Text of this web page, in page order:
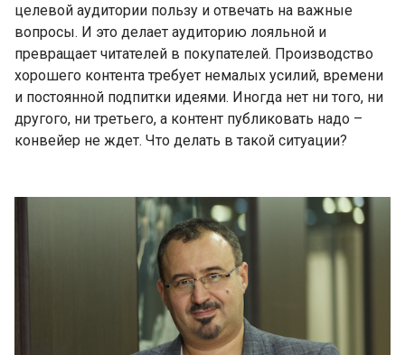
целевой аудитории пользу и отвечать на важные
вопросы. И это делает аудиторию лояльной и
превращает читателей в покупателей. Производство
хорошего контента требует немалых усилий, времени
и постоянной подпитки идеями. Иногда нет ни того, ни
другого, ни третьего, а контент публиковать надо –
конвейер не ждет. Что делать в такой ситуации?